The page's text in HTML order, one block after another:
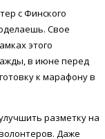
с Финского
Свое
этого
в июне перед
к марафону в
разметку на
Даже